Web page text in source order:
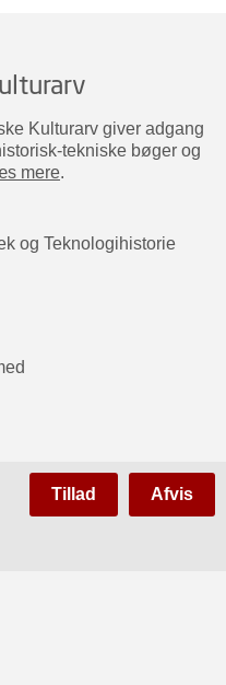
Kulturarv giver adgang
tekniske bøger og
mere.
og Teknologihistorie
Tillad Afvis